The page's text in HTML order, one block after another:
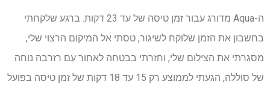
ה-Aqua מדורג עבור זמן טיסה של עד 23 דקות. ברגע שלקחתי
בחשבון את הזמן שלוקח לשיגור, טסתי אל המיקום הרצוי שלי,
מסגרתי את הצילום שלי, וחזרתי בבטחה לאחור עם רזרבה נוחה
של סוללה, הגעתי לממוצע רק 15 עד 18 דקות של זמן טיסה בפועל